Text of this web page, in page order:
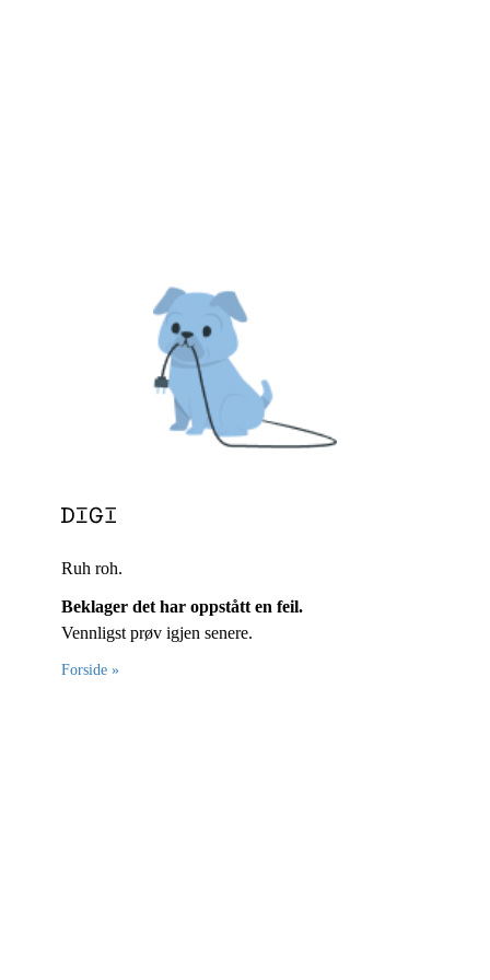
Ruh roh.
Beklager det har oppstått en feil.
Vennligst prøv igjen senere.
Forside »